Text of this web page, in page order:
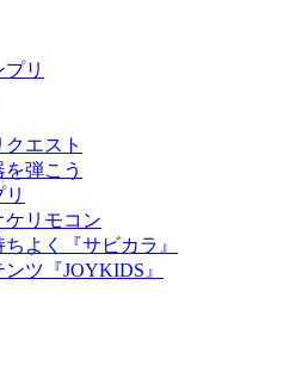
リ
エスト
弾こう
ケリモコン
よく『サビカラ』
ツ『JOYKIDS』